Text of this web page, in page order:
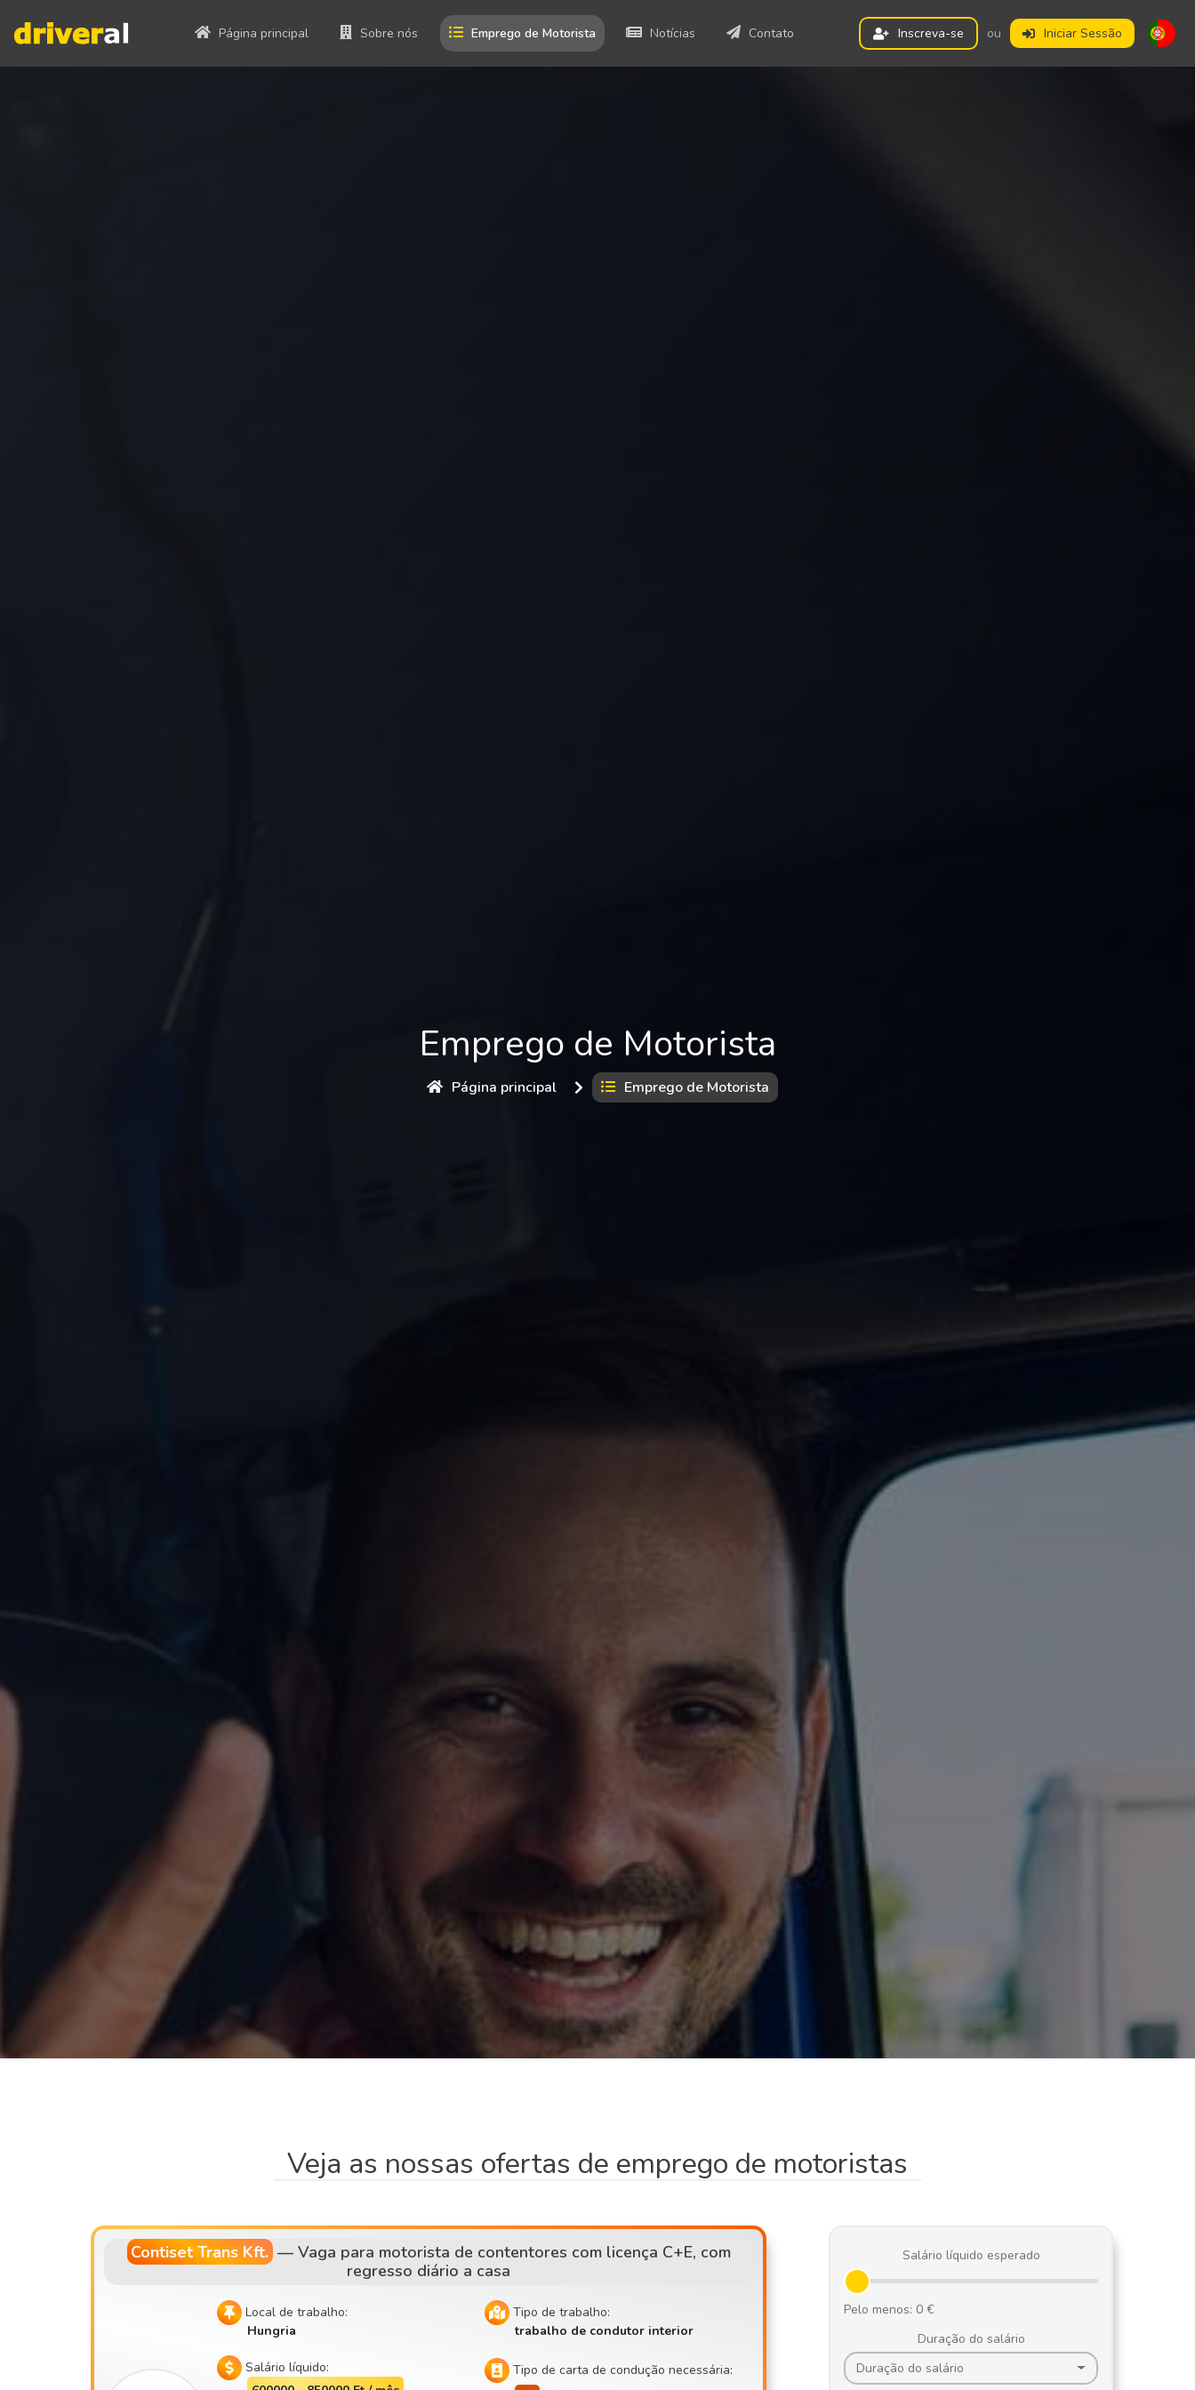
Página principal Sobre nós Emprego de Motorista Notícias Contato Inscreva-se ou Iniciar Sessão
Emprego de Motorista
Página principal Emprego de Motorista
Veja as nossas ofertas de emprego de motoristas
Contiset Trans Kft.— Vaga para motorista de contentores com licença C+E, com
regresso diário a casa
Local de trabalho:
Hungria
Tipo de trabalho:
trabalho de condutor interior
Salário líquido:
Tipo de carta de condução necessária:
Salário líquido esperado
Duração do salário
Duração do salário